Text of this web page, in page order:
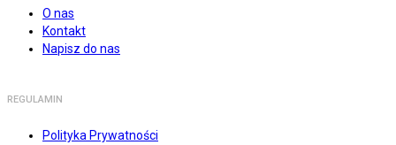
O nas
Kontakt
Napisz do nas
REGULAMIN
Polityka Prywatności